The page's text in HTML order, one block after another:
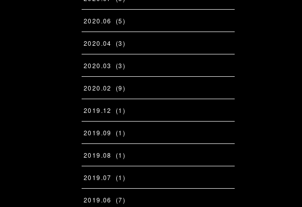
2020 .06 (5)
2020 .04 (3)
2020 .03 (3)
2020 .02 (9)
2019 .12 (1 )
2019 .09 (1 )
2019 .08 (1 )
2019 .07 (1 )
2019 .06 (7)